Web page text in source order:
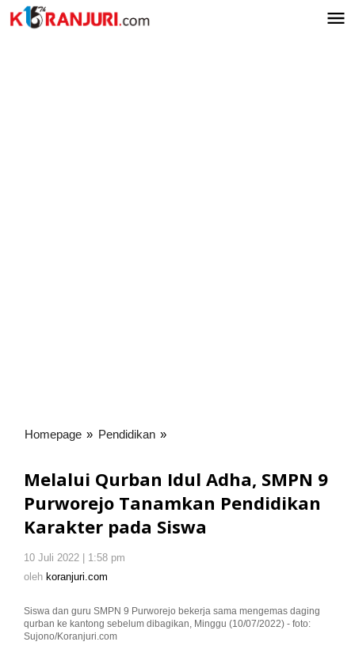
Lewati
ke
Homepage » Pendidikan »
Adha,
SMPN
9
pada
Siswa
Melalui Qurban Idul Adha, SMPN 9
Purworejo Tanamkan Pendidikan
Karakter pada Siswa
10 Juli 2022 | 1:58 pm
oleh koranjuri.com
Siswa dan guru SMPN 9 Purworejo bekerja sama mengemas daging
qurban ke kantong sebelum dibagikan, Minggu (10/07/2022) - foto:
Sujono/Koranjuri.com